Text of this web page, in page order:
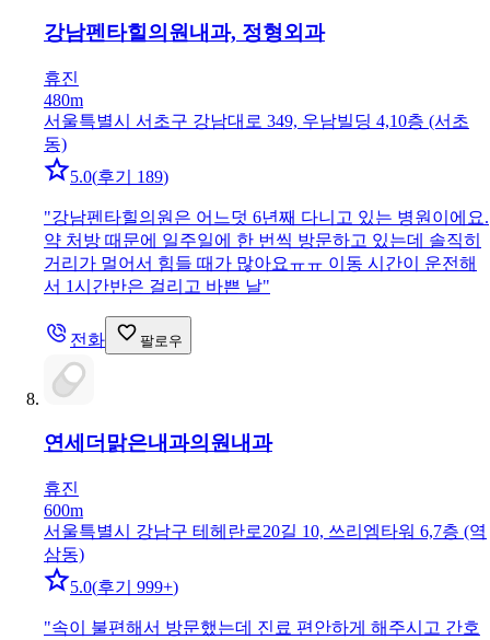
강남펜타힐의원 내과, 정형외과
휴진
480m
서울특별시 서초구 강남대로 349, 우남빌딩 4,10층 (서초
동)
5.0(후기 189)
"강남펜타힐의원은 어느덧 6년째 다니고 있는 병원이에요.
약 처방 때문에 일주일에 한 번씩 방문하고 있는데 솔직히
거리가 멀어서 힘들 때가 많아요ㅠㅠ 이동 시간이 운전해
서 1시간반은 걸리고 바쁜 날"
전화 팔로우
연세더맑은내과의원내과
휴진
600m
서울특별시 강남구 테헤란로20길 10, 쓰리엠타워 6,7층 (역
삼동)
5.0(후기 999+)
"속이 불편해서 방문했는데 진료 편안하게 해주시고 간호